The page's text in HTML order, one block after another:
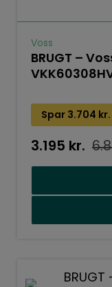
Voss
BRUGT –
Spar 3.704 kr.
3.195 kr.